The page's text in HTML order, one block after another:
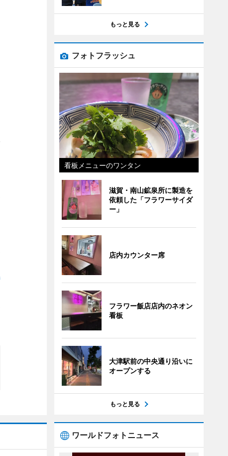
もっと見る
フォトフラッシュ
看板メニューのワンタン
滋賀・南山鉱泉所に製造を
依頼した「フラワーサイダ
ー」
店内カウンター席
フラワー飯店店内のネオン
看板
大津駅前の中央通り沿いに
オープンする
もっと見る
ワールドフォトニュース